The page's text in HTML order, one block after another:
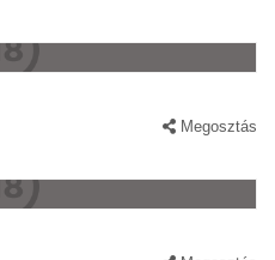
Megosztás